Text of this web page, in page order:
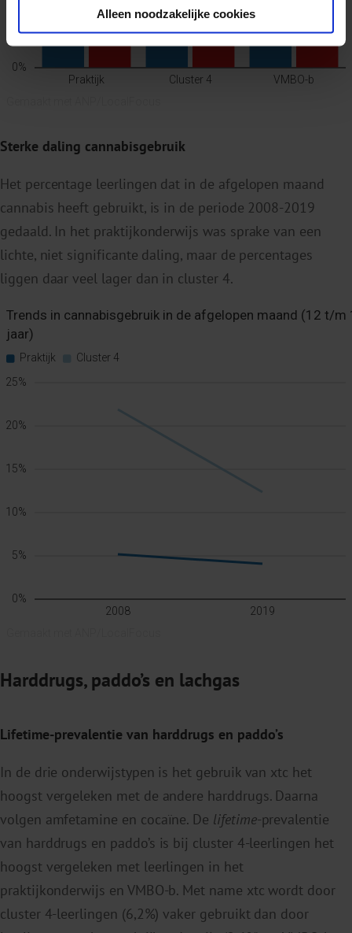
Alleen noodzakelijke cookies
Sterke daling cannabisgebruik
Het percentage leerlingen dat in de afgelopen maand
cannabis heeft gebruikt, is in de periode 2008-2019
gedaald. In het praktijkonderwijs was sprake van een
lichte, niet significante daling, maar de percentages
liggen daar veel lager dan in cluster 4.
Harddrugs, paddo’s en lachgas
Lifetime-prevalentie van harddrugs en paddo’s
In de drie onderwijstypen is het gebruik van xtc het
hoogst vergeleken met de andere harddrugs. Daarna
volgen amfetamine en cocaïne. De lifetime-prevalentie
van harddrugs en paddo’s is bij cluster 4-leerlingen het
hoogst vergeleken met leerlingen in het
praktijkonderwijs en VMBO-b. Met name xtc wordt door
cluster 4-leerlingen (6,2%) vaker gebruikt dan door